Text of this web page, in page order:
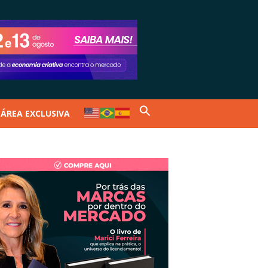
ÁREA EXCLUSIVA